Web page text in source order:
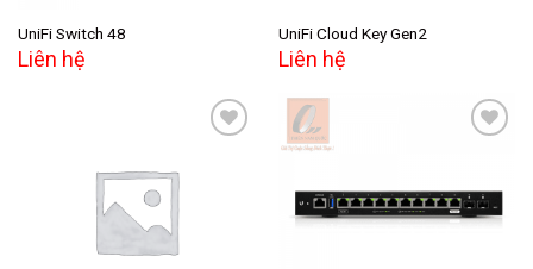
UniFi Switch 48
Liên hệ
UniFi Cloud Key Gen2
Liên hệ
Add to
wishlist